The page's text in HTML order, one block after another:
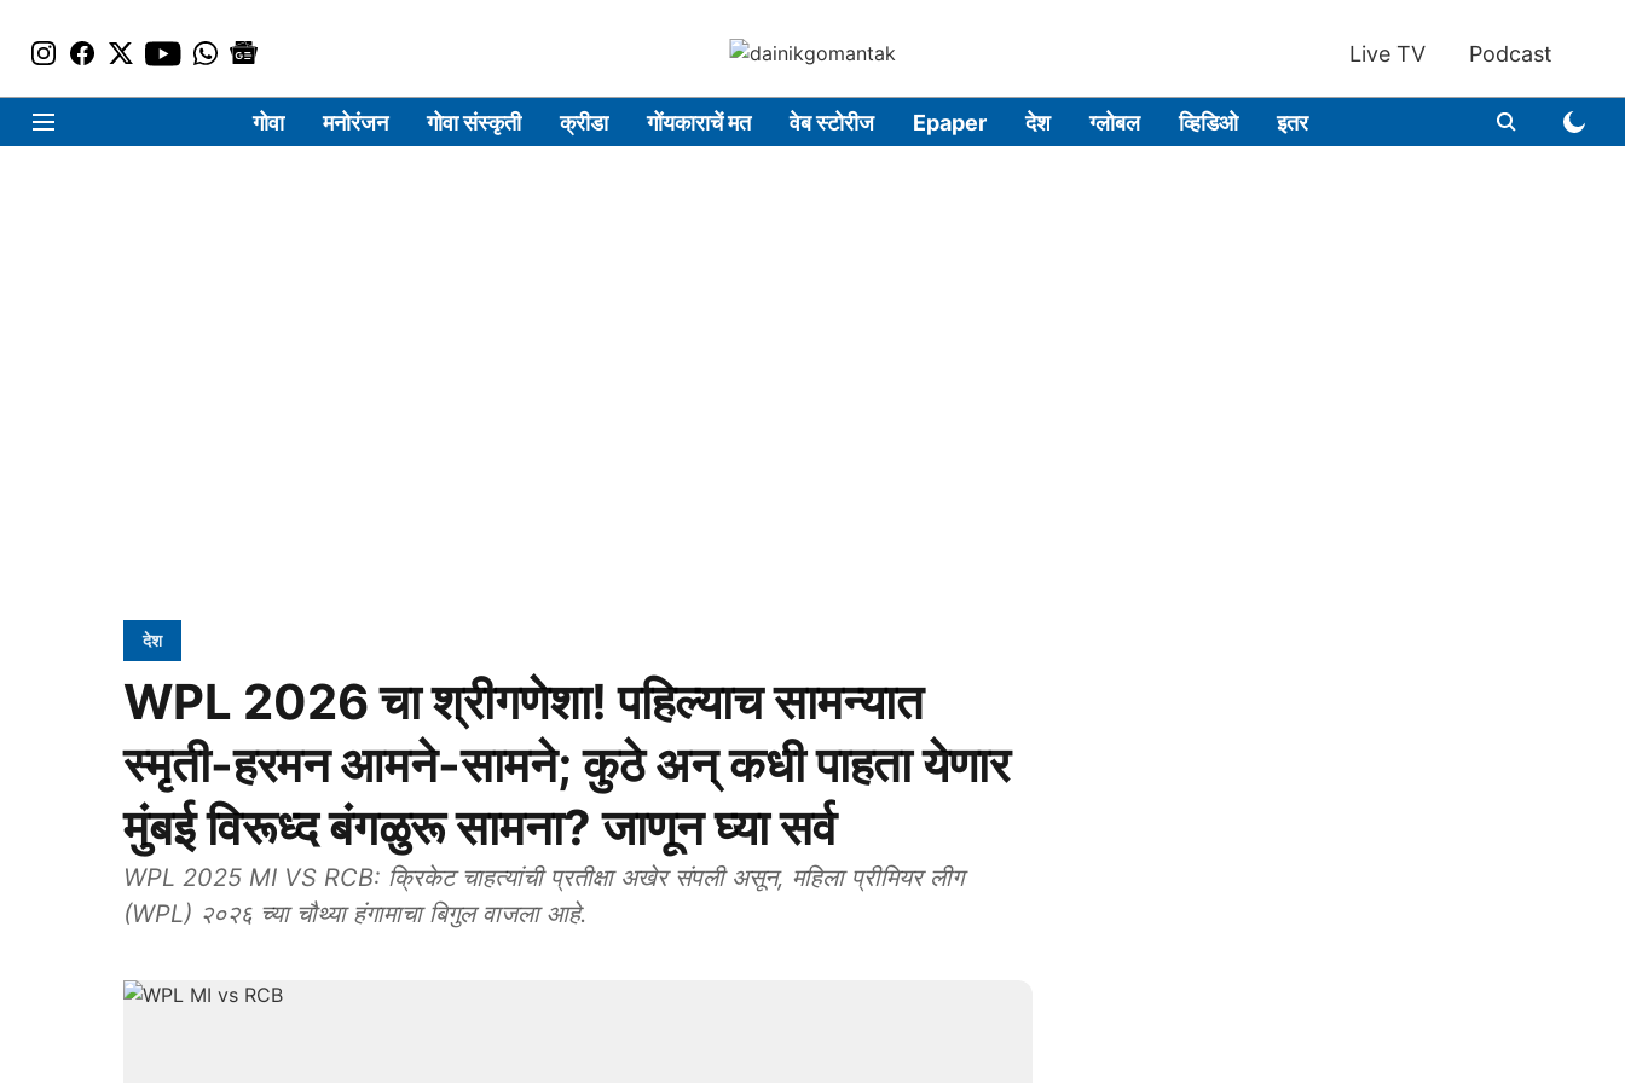
Live TV Podcast
गोवा मनोरंजन गोवा संस्कृती क्रीडा गोंयकाराचें मत वेब स्टोरीज Epaper देश ग्लोबल व्हिडिओ इतर
देश
WPL 2026 चा श्रीगणेशा! पहिल्याच सामन्यात
स्मृती-हरमन आमने-सामने; कुठे अन् कधी पाहता येणार
मुंबई विरूध्द बंगळुरू सामना? जाणून घ्या सर्व
WPL 2025 MI VS RCB: क्रिकेट चाहत्यांची प्रतीक्षा अखेर संपली असून, महिला प्रीमियर लीग
(WPL) २०२६ च्या चौथ्या हंगामाचा बिगुल वाजला आहे.